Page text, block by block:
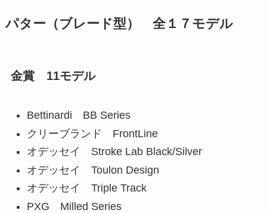
パター（ブレード型） 全１７モデル
金賞 11モデル
Bettinardi BB Series
クリーブランド FrontLine
オデッセイ Stroke Lab Black/Silver
オデッセイ Toulon Design
オデッセイ Triple Track
PXG Milled Series